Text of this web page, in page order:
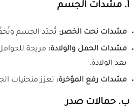
أ. مشدات الجسم
مشدات نحت الخصر: تُحدّد الجسم
مشدات الحمل والولادة: مريحة
بعد الولادة.
مشدات رفع المؤخرة: تعزز منحنيات
ب. حمالات صدر